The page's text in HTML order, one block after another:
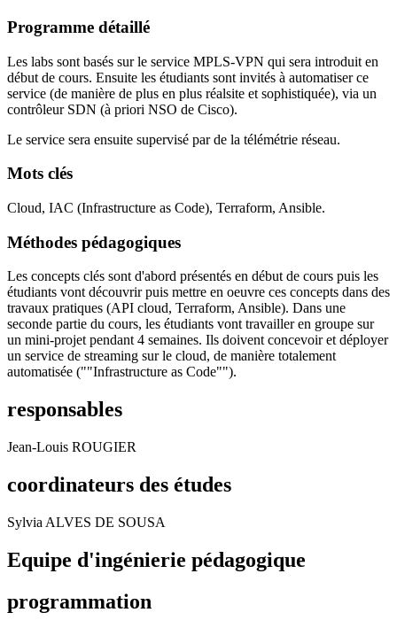
Programme détaillé
Les labs sont basés sur le service MPLS-VPN qui sera introduit en
début de cours. Ensuite les étudiants sont invités à automatiser ce
service (de manière de plus en plus réalsite et sophistiquée), via un
contrôleur SDN (à priori NSO de Cisco).
Le service sera ensuite supervisé par de la télémétrie réseau.
Mots clés
Cloud, IAC (Infrastructure as Code), Terraform, Ansible.
Méthodes pédagogiques
Les concepts clés sont d'abord présentés en début de cours puis les
étudiants vont découvrir puis mettre en oeuvre ces concepts dans des
travaux pratiques (API cloud, Terraform, Ansible). Dans une
seconde partie du cours, les étudiants vont travailler en groupe sur
un mini-projet pendant 4 semaines. Ils doivent concevoir et déployer
un service de streaming sur le cloud, de manière totalement
automatisée (""Infrastructure as Code"").
responsables
Jean-Louis ROUGIER
coordinateurs des études
Sylvia ALVES DE SOUSA
Equipe d'ingénierie pédagogique
programmation